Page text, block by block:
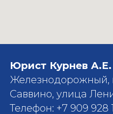
Юрист Курнев А.Е.
Железнодорожный,
Саввино, улица
Телефон: +7 909 928